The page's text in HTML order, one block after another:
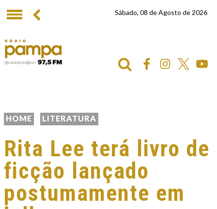
Sábado, 08 de Agosto de 2026
HOME LITERATURA
Rita Lee terá livro de
ficção lançado
postumamente em